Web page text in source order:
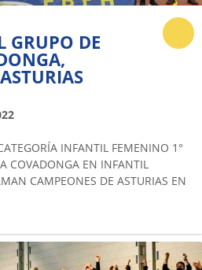
GRUPO DE
INFANTIL FEMENINO 1°
COVADONGA EN INFANTIL
CAMPEONES DE ASTURIAS EN